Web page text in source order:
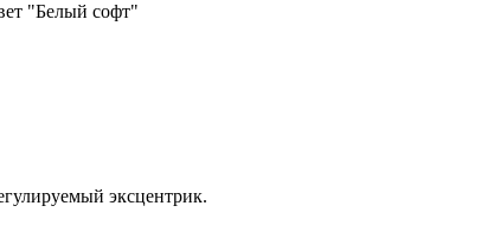
"Белый софт"
эксцентрик.